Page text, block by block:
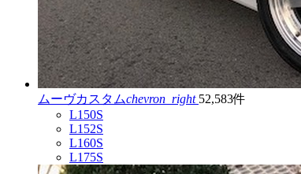
ムーヴカスタムchevron_right 52,583件
L150S
L152S
L160S
L175S